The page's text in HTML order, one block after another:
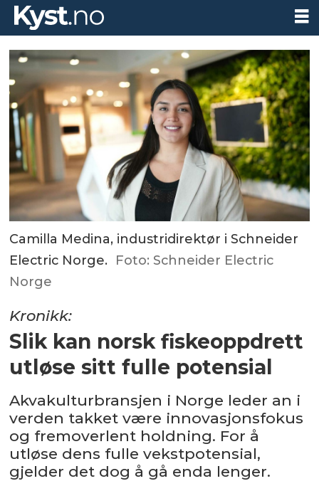
Camilla Medina, industridirektør i Schneider
Electric Norge. Foto: Schneider Electric
Norge
Kronikk:
Slik kan norsk fiskeoppdrett
utløse sitt fulle potensial
Akvakulturbransjen i Norge leder an i
verden takket være innovasjonsfokus
og fremoverlent holdning. For å
utløse dens fulle vekstpotensial,
gjelder det dog å gå enda lenger.